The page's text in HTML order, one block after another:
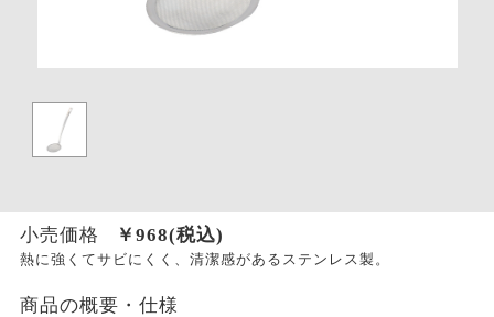
小売価格 ￥ 968(税込)
熱に強くてサビにくく、清潔感があるステンレス製。
商品の概要・仕様